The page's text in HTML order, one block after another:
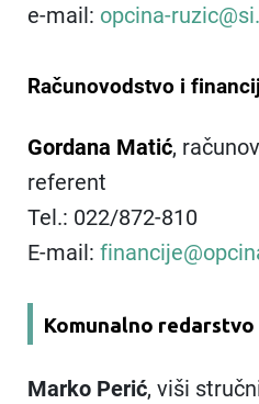
e-mail: opcina-
Računovodstvo i
Gordana Matić,
referent
Tel.: 022/872-810
E-mail:
Komunalno redarstvo
Marko Perić, viši